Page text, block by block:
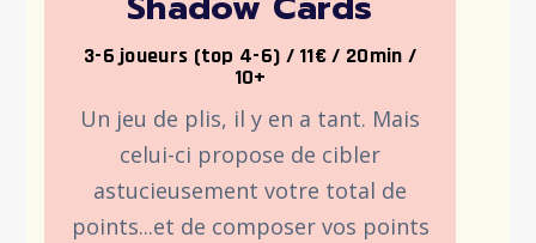
3-6 joueurs (top 4-6) / 11€ / 20min /
10+
Un jeu de plis, il y en a tant. Mais
celui-ci propose de cibler
astucieusement votre total de
points...et de composer vos points